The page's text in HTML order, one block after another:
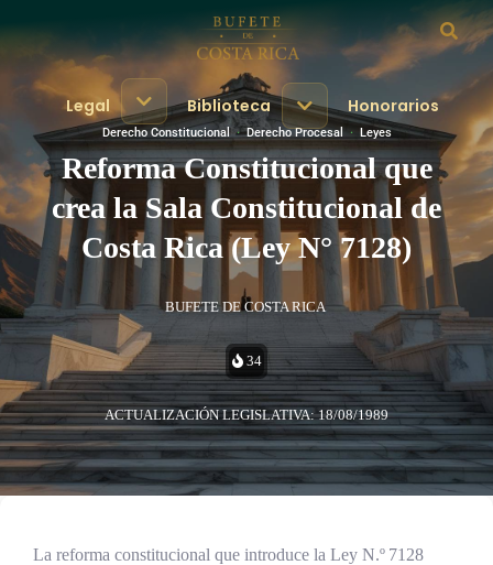
Legal Biblioteca Honorarios
Derecho Constitucional·Derecho Procesal· Leyes
Reforma Constitucional que
crea la Sala Constitucional de
Costa Rica (Ley N° 7128)
BUFETE DE COSTA RICA
34
ACTUALIZACIÓN LEGISLATIVA: 18/08/1989
La reforma constitucional que introduce la Ley N.º 7128